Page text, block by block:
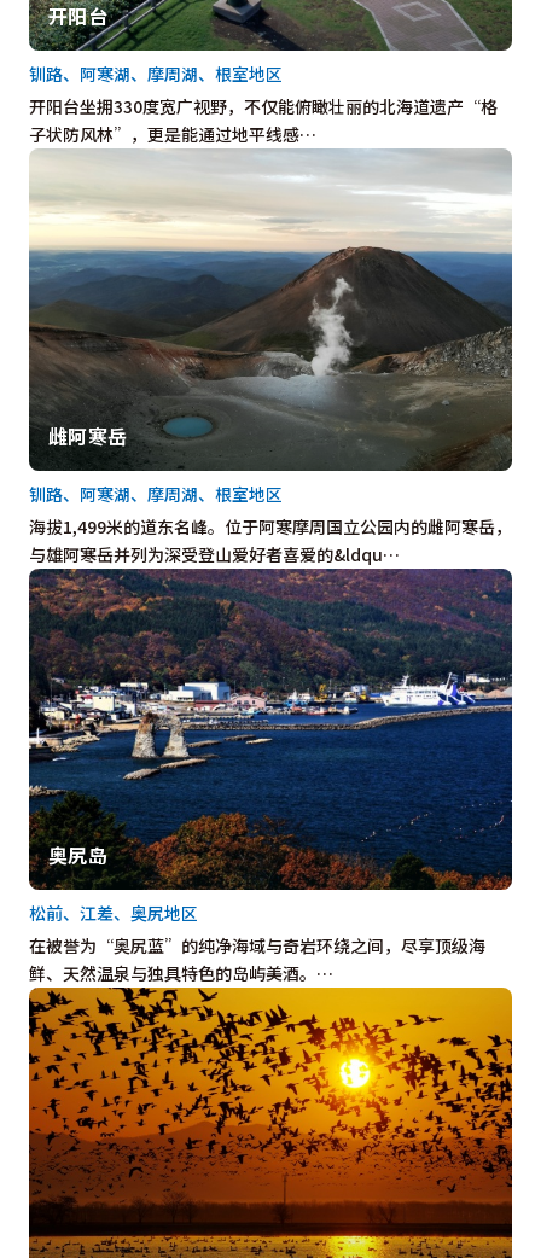
开阳台
开阳台坐拥330度宽广视野，不仅能俯瞰壮丽的北海道遗产“格
子状防风林”，更是能通过地平线感…
钏路、阿寒湖、摩周湖、根室地区
雌阿寒岳
海拔1,499米的道东名峰。位于阿寒摩周国立公园内的雌阿寒岳，
与雄阿寒岳并列为深受登山爱好者喜爱的&ldqu…
钏路、阿寒湖、摩周湖、根室地区
奥尻岛
在被誉为“奥尻蓝”的纯净海域与奇岩环绕之间，尽享顶级海
鲜、天然温泉与独具特色的岛屿美酒。…
松前、江差、奥尻地区